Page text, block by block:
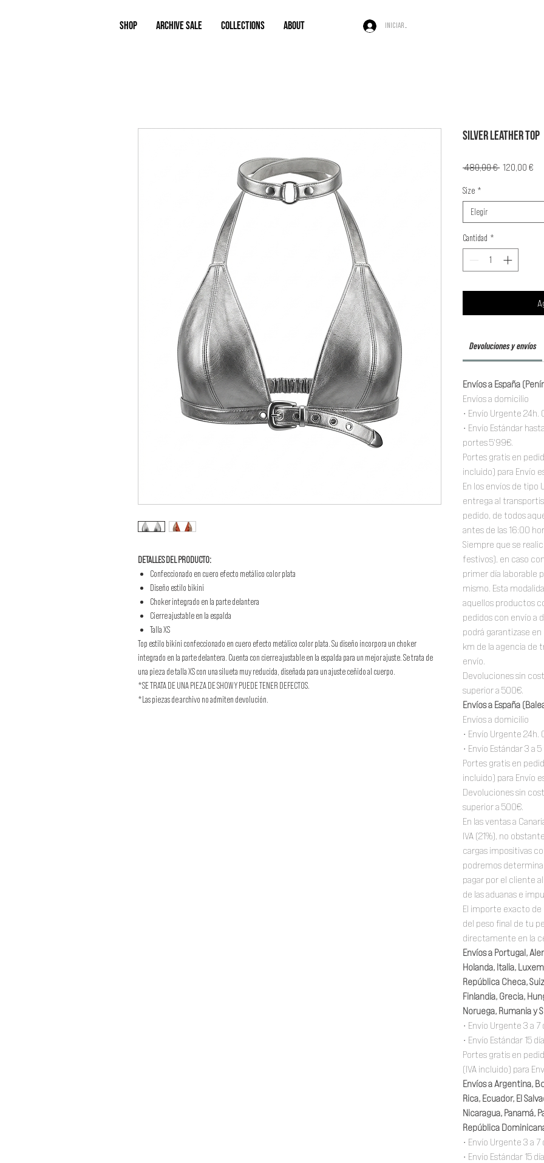
Shop ARCHIVE SALE COLLECTIONS ABOUT Iniciar sesión
DETALLES DEL PRODUCTO:
Confeccionado en cuero efecto metálico color plata
Diseño estilo bikini
Choker integrado en la parte delantera
Cierre ajustable en la espalda
Talla XS
Top estilo bikini confeccionado en cuero efecto metálico color plata. Su diseño incorpora un choker
integrado en la parte delantera. Cuenta con cierre ajustable en la espalda para un mejor ajuste. Se trata de
una pieza de talla XS con una silueta muy reducida, diseñada para un ajuste ceñido al cuerpo.
*SE TRATA DE UNA PIEZA DE SHOW Y PUEDE TENER DEFECTOS.
*Las piezas de archivo no admiten devolución.
SILVER LEATHER TOP
480,00 € Precio
120,00 €
Size *
Elegir
Cantidad *
Devoluciones y envíos
Envíos a España
Envíos a domicilio
• Envío Urgente
• Envío Estándar
portes 5'99€.
Portes gratis en
incluido) para Envío
En los envíos de tipo
entrega al
pedido, de todos
antes de las 16:00
Siempre que se
festivos), en caso
primer día laborable
mismo. Esta
aquellos productos
pedidos con envío a
podrá garantizase
km de la agencia de
envío.
Devoluciones sin
superior a 500€.
Envíos a España
Envíos a domicilio
• Envío Urgente
• Envío Estándar 3 a
Portes gratis en
incluido) para Envío
Devoluciones sin
superior a 500€.
En las ventas a
IVA (21%), no
cargas impositivas
podremos
pagar por el cliente
de las aduanas e
El importe exacto
del peso final de tu
directamente en la
Envíos a Portugal,
Holanda, Italia,
República Checa,
Finlandia, Grecia,
Noruega, Rumania y
• Envío Urgente 3 a
• Envío Estándar 15
Portes gratis en
(IVA incluido) para
Envíos a Argentina,
Rica, Ecuador, El
Nicaragua, Panamá,
República
• Envío Urgente 3 a
• Envío Estándar 15